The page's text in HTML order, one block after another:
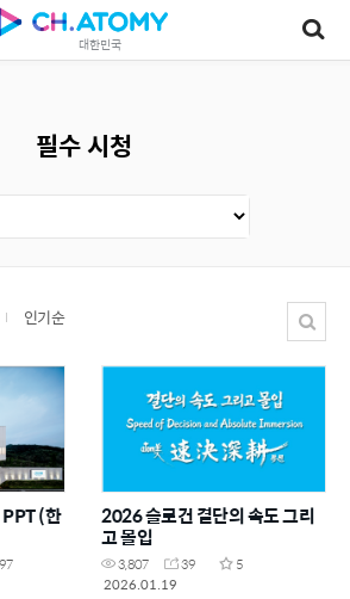
대한민국
필수 시청
인기순
(한
97
2026 슬로건 결단의 속도 그리
고 몰입
3,807 39
5
2026.01.19